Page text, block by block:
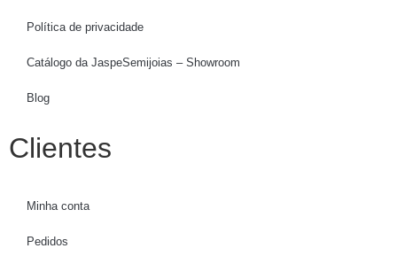
Política de privacidade
Catálogo da JaspeSemijoias – Showroom
Blog
Clientes
Minha conta
Pedidos